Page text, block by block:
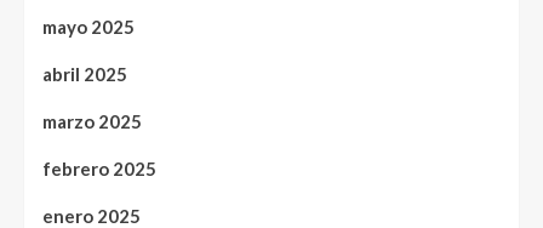
mayo 2025
abril 2025
marzo 2025
febrero 2025
enero 2025